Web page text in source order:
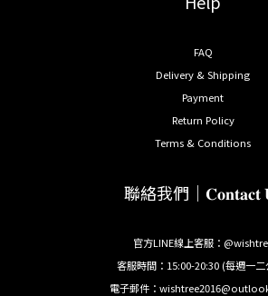
FAQ
Delivery & Shipping
Payment
Return Policy
Terms & Conditions
聯絡我們｜𝐂𝐨𝐧𝐭𝐚𝐜𝐭
官方LINE線上客服：
客服時間：15:00-20:30 (每週一二
電子郵件：